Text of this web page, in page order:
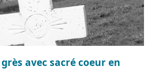
avec sacré coeur en